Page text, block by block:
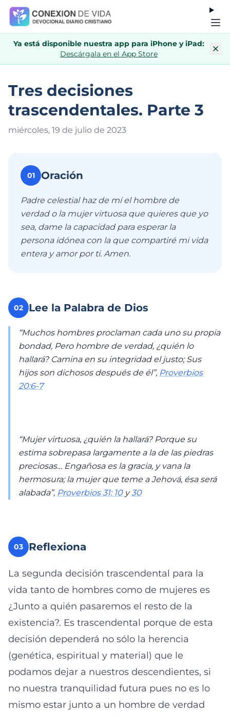
Ya está disponible nuestra app para iPhone y iPad:
Descárgala en el App Store
Tres decisiones
trascendentales. Parte 3
miércoles, 19 de julio de 2023
01 Oración
Padre celestial haz de mí el hombre de
verdad o la mujer virtuosa que quieres que yo
sea, dame la capacidad para esperar la
persona idónea con la que compartiré mi vida
entera y amor por ti. Amen.
02 Lee la Palabra de Dios
“Muchos hombres proclaman cada uno su propia
bondad, Pero hombre de verdad, ¿quién lo
hallará? Camina en su integridad el justo; Sus
hijos son dichosos después de él”, Proverbios
20:6-7
“Mujer virtuosa, ¿quién la hallará? Porque su
estima sobrepasa largamente a la de las piedras
preciosas… Engañosa es la gracia, y vana la
hermosura; la mujer que teme a Jehová, ésa será
alabada”, Proverbios 31: 10y30
03 Reflexiona
La segunda decisión trascendental para la
vida tanto de hombres como de mujeres es
¿Junto a quién pasaremos el resto de la
existencia?. Es trascendental porque de esta
decisión dependerá no sólo la herencia
(genética, espiritual y material) que le
podamos dejar a nuestros descendientes, si
no nuestra tranquilidad futura pues no es lo
mismo estar junto a un hombre de verdad